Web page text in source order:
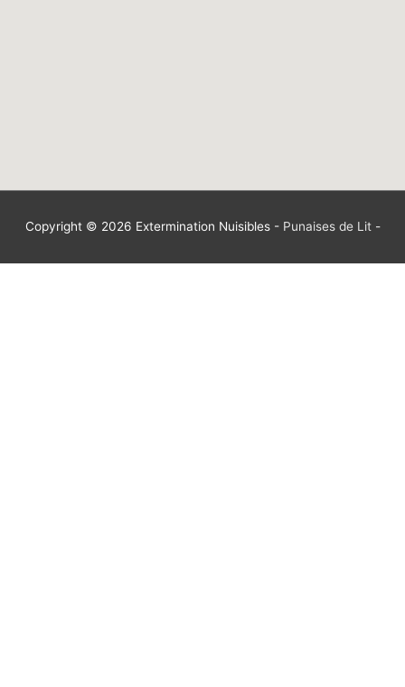
Copyright © 2026 Extermination Nuisibles- Punaises de Lit-